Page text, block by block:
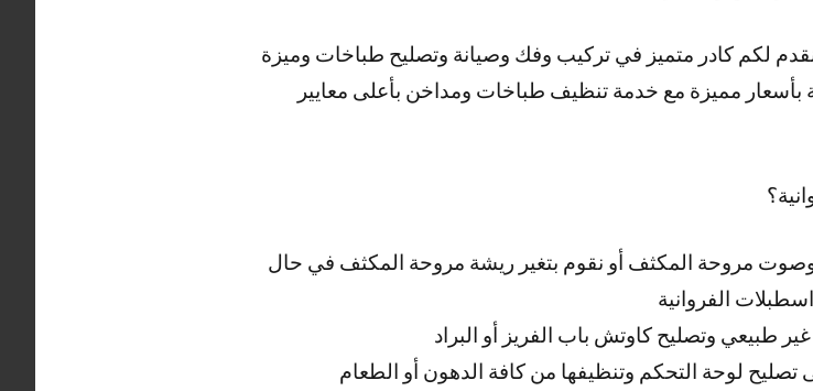
لكم كادر متميز في تركيب وفك وصيانة وتصليح طباخات وميزة
بأسعار مميزة مع خدمة تنظيف طباخات ومداخن بأعلى معايير
وصوت مروحة المكثف أو نقوم بتغير ريشة مروحة المكثف في حال
الفروانية
طبيعي وتصليح كاوتش باب الفريز أو البراد
تصليح لوحة التحكم وتنظيفها من كافة الدهون أو الطعام